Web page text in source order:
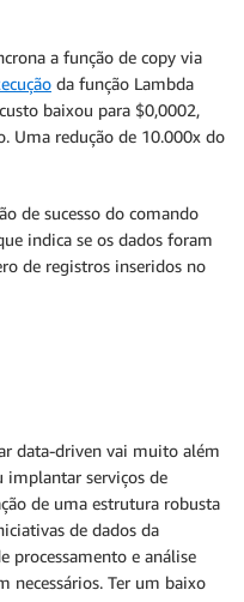
a função de copy via
da função Lambda
baixou para $0,0002,
Uma redução de 10.000x do
de sucesso do comando
indica se os dados foram
de registros inseridos no
data-driven vai muito além
implantar serviços de
de uma estrutura robusta
de dados da
processamento e análise
necessários. Ter um baixo